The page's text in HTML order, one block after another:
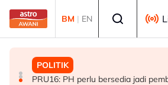
Skip to main content
BM | EN
MALAYSIA
KESUMA perkasa ekosistem TVET
MALAYSIA
Tiga lelaki pelarian Myanmar
POLITIK
PRU16: PH perlu bersedia jadi